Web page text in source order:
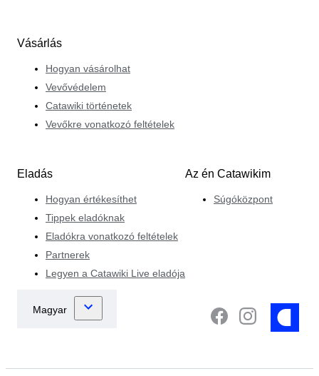
Vásárlás
Hogyan vásárolhat
Vevővédelem
Catawiki történetek
Vevőkre vonatkozó feltételek
Eladás
Hogyan értékesíthet
Tippek eladóknak
Eladókra vonatkozó feltételek
Partnerek
Legyen a Catawiki Live eladója
Az én Catawikim
Súgóközpont